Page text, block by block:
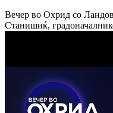
Вечер во Охрид со
Станишиќ,